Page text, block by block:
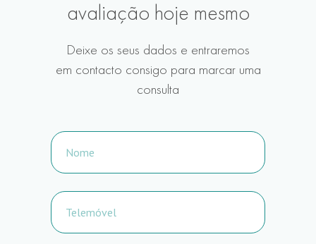
avaliação hoje mesmo
Deixe os seus dados e entraremos
em contacto consigo para marcar uma
consulta